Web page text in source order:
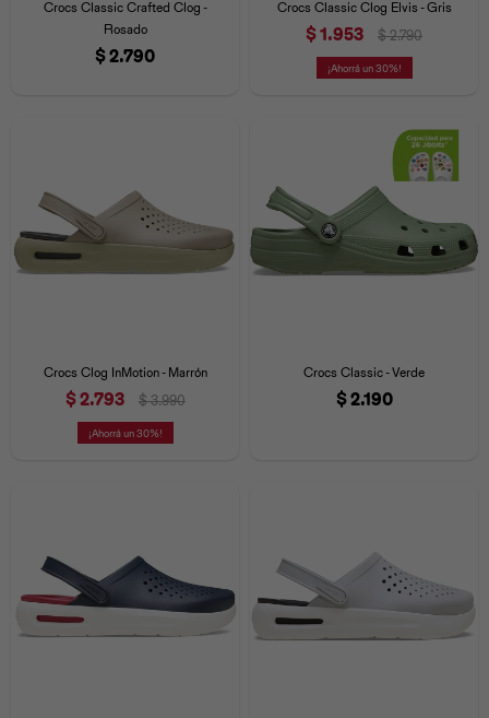
Crocs Classic Crafted Clog -
Rosado
$2.790
Crocs Classic Clog Elvis - Gris
$1.953 $ 2.790
30
Crocs Clog InMotion - Marrón
$2.793 $ 3.990
30
Crocs Classic - Verde
$2.190